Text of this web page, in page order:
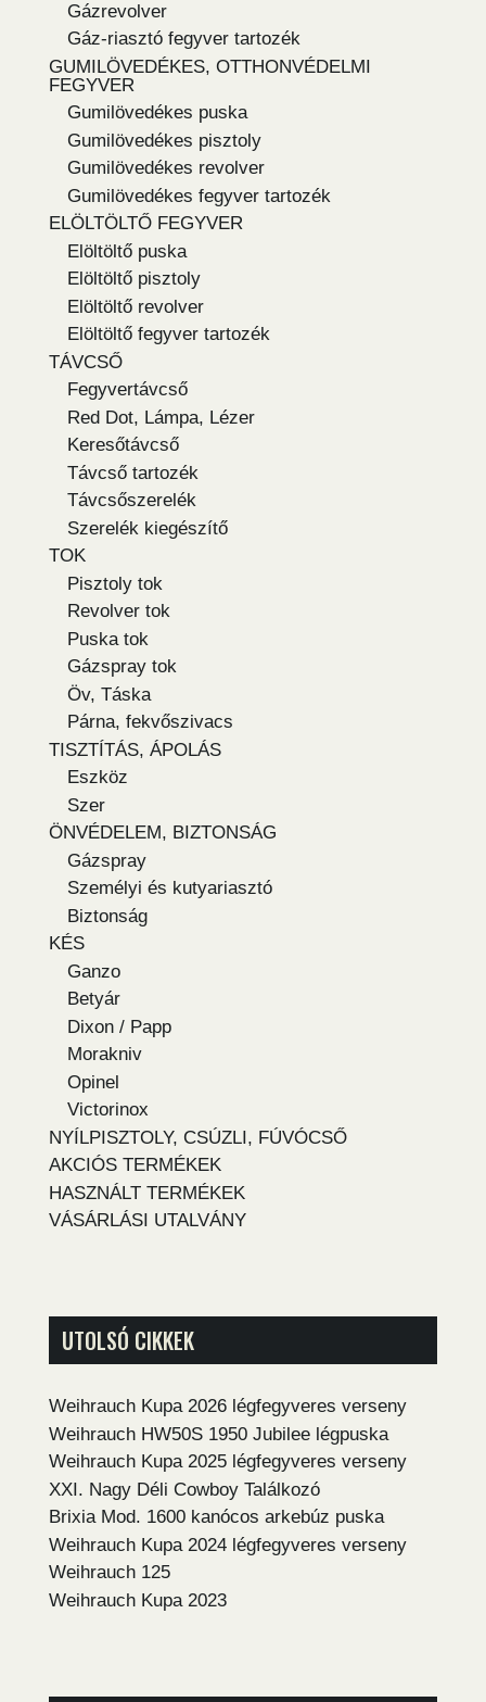
Gázrevolver
Gáz-riasztó fegyver tartozék
GUMILÖVEDÉKES, OTTHONVÉDELMI
FEGYVER
Gumilövedékes puska
Gumilövedékes pisztoly
Gumilövedékes revolver
Gumilövedékes fegyver tartozék
ELÖLTÖLTŐ FEGYVER
Elöltöltő puska
Elöltöltő pisztoly
Elöltöltő revolver
Elöltöltő fegyver tartozék
TÁVCSŐ
Fegyvertávcső
Red Dot, Lámpa, Lézer
Keresőtávcső
Távcső tartozék
Távcsőszerelék
Szerelék kiegészítő
TOK
Pisztoly tok
Revolver tok
Puska tok
Gázspray tok
Öv, Táska
Párna, fekvőszivacs
TISZTÍTÁS, ÁPOLÁS
Eszköz
Szer
ÖNVÉDELEM, BIZTONSÁG
Gázspray
Személyi és kutyariasztó
Biztonság
KÉS
Ganzo
Betyár
Dixon / Papp
Morakniv
Opinel
Victorinox
NYÍLPISZTOLY, CSÚZLI, FÚVÓCSŐ
AKCIÓS TERMÉKEK
HASZNÁLT TERMÉKEK
VÁSÁRLÁSI UTALVÁNY
UTOLSÓ CIKKEK
Weihrauch Kupa 2026 légfegyveres verseny
Weihrauch HW50S 1950 Jubilee légpuska
Weihrauch Kupa 2025 légfegyveres verseny
XXI. Nagy Déli Cowboy Találkozó
Brixia Mod. 1600 kanócos arkebúz puska
Weihrauch Kupa 2024 légfegyveres verseny
Weihrauch 125
Weihrauch Kupa 2023